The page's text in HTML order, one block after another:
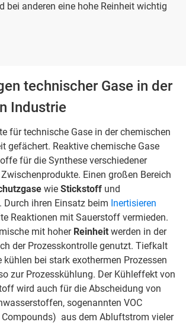
bei anderen eine hohe Reinheit wichtig
technischer Gase in der
Industrie
für technische Gase in der chemischen
gefächert. Reaktive chemische Gase
für die Synthese verschiedener
Einen großen Bereich
wie Stickstoff und
Durch ihren Einsatz beim Inertisieren
Reaktionen mit Sauerstoff vermieden.
mit hoher Reinheit werden in der
der Prozesskontrolle genutzt. Tiefkalt
kühlen bei stark exothermen Prozessen
zur Prozesskühlung. Der Kühleffekt von
wird auch für die Abscheidung von
sogenannten VOC
Compounds) aus dem Abluftstrom vieler